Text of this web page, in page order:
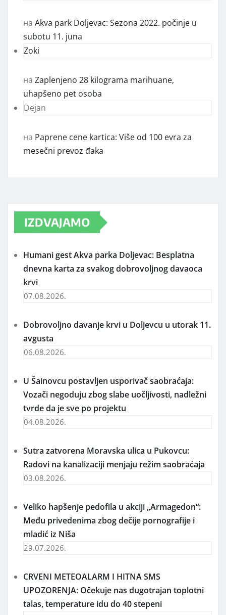
на Akva park Doljevac: Sezona 2022. počinje u
subotu 11. juna
Zoki
на Zaplenjeno 28 kilograma marihuane,
uhapšeno pet osoba
Dejan
на Paprene cene kartica: Više od 100 evra za
mesečni prevoz đaka
IZDVAJAMO
Humani gest Akva parka Doljevac: Besplatna
dnevna karta za svakog dobrovoljnog davaoca
krvi
07.08.2026.
Dobrovoljno davanje krvi u Doljevcu u utorak 11.
avgusta
06.08.2026.
U Šainovcu postavljen usporivač saobraćaja:
Vozači negoduju zbog slabe uočljivosti, nadležni
tvrde da je sve po projektu
04.08.2026.
Sutra zatvorena Moravska ulica u Pukovcu:
Radovi na kanalizaciji menjaju režim saobraćaja
03.08.2026.
Veliko hapšenje pedofila u akciji „Armagedon“:
Među privedenima zbog dečije pornografije i
mladić iz Niša
29.07.2026.
CRVENI METEOALARM I HITNA SMS
UPOZORENJA: Očekuje nas dugotrajan toplotni
talas, temperature idu do 40 stepeni